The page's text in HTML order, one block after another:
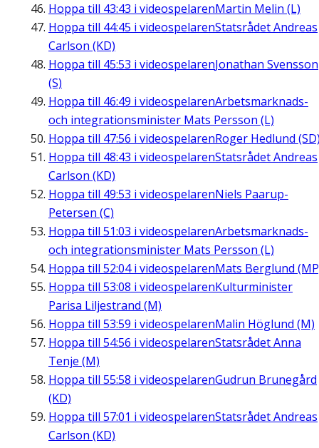
Hoppa till 43:43 i videospelarenMartin Melin (L)
Hoppa till 44:45 i videospelarenStatsrådet Andreas
Carlson (KD)
Hoppa till 45:53 i videospelarenJonathan Svensson
(S)
Hoppa till 46:49 i videospelarenArbetsmarknads-
och integrationsminister Mats Persson (L)
Hoppa till 47:56 i videospelarenRoger Hedlund
Hoppa till 48:43 i videospelarenStatsrådet Andreas
Carlson (KD)
Hoppa till 49:53 i videospelarenNiels Paarup-
Petersen (C)
Hoppa till 51:03 i videospelarenArbetsmarknads-
och integrationsminister Mats Persson (L)
Hoppa till 52:04i videospelarenMats Berglund
Hoppa till 53:08 i videospelarenKulturminister
Parisa Liljestrand (M)
Hoppa till 53:59 i videospelarenMalin Höglund (M)
Hoppa till 54:56 i videospelarenStatsrådet Anna
Tenje (M)
Hoppa till 55:58 i videospelarenGudrun Brunegård
(KD)
Hoppa till 57:01 i videospelarenStatsrådet Andreas
Carlson (KD)